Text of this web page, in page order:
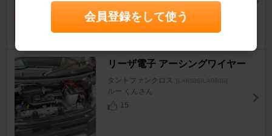
黒豹海苔◆UF31/JJ5Coさん
14
リーザ電子 アーシングワイヤー
タントファンクロス [LA650S/LA660S]
ルー くんさん
15
会員登録をして使う